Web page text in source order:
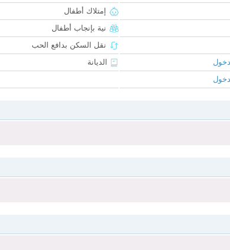
إمتلاك أطفال
نية بإنجاب أطفال
نقل السكن بدافع الحب
الديانة